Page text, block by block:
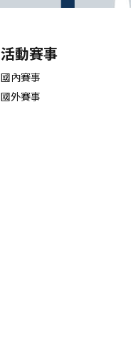
活動賽事
國內賽事
國外賽事